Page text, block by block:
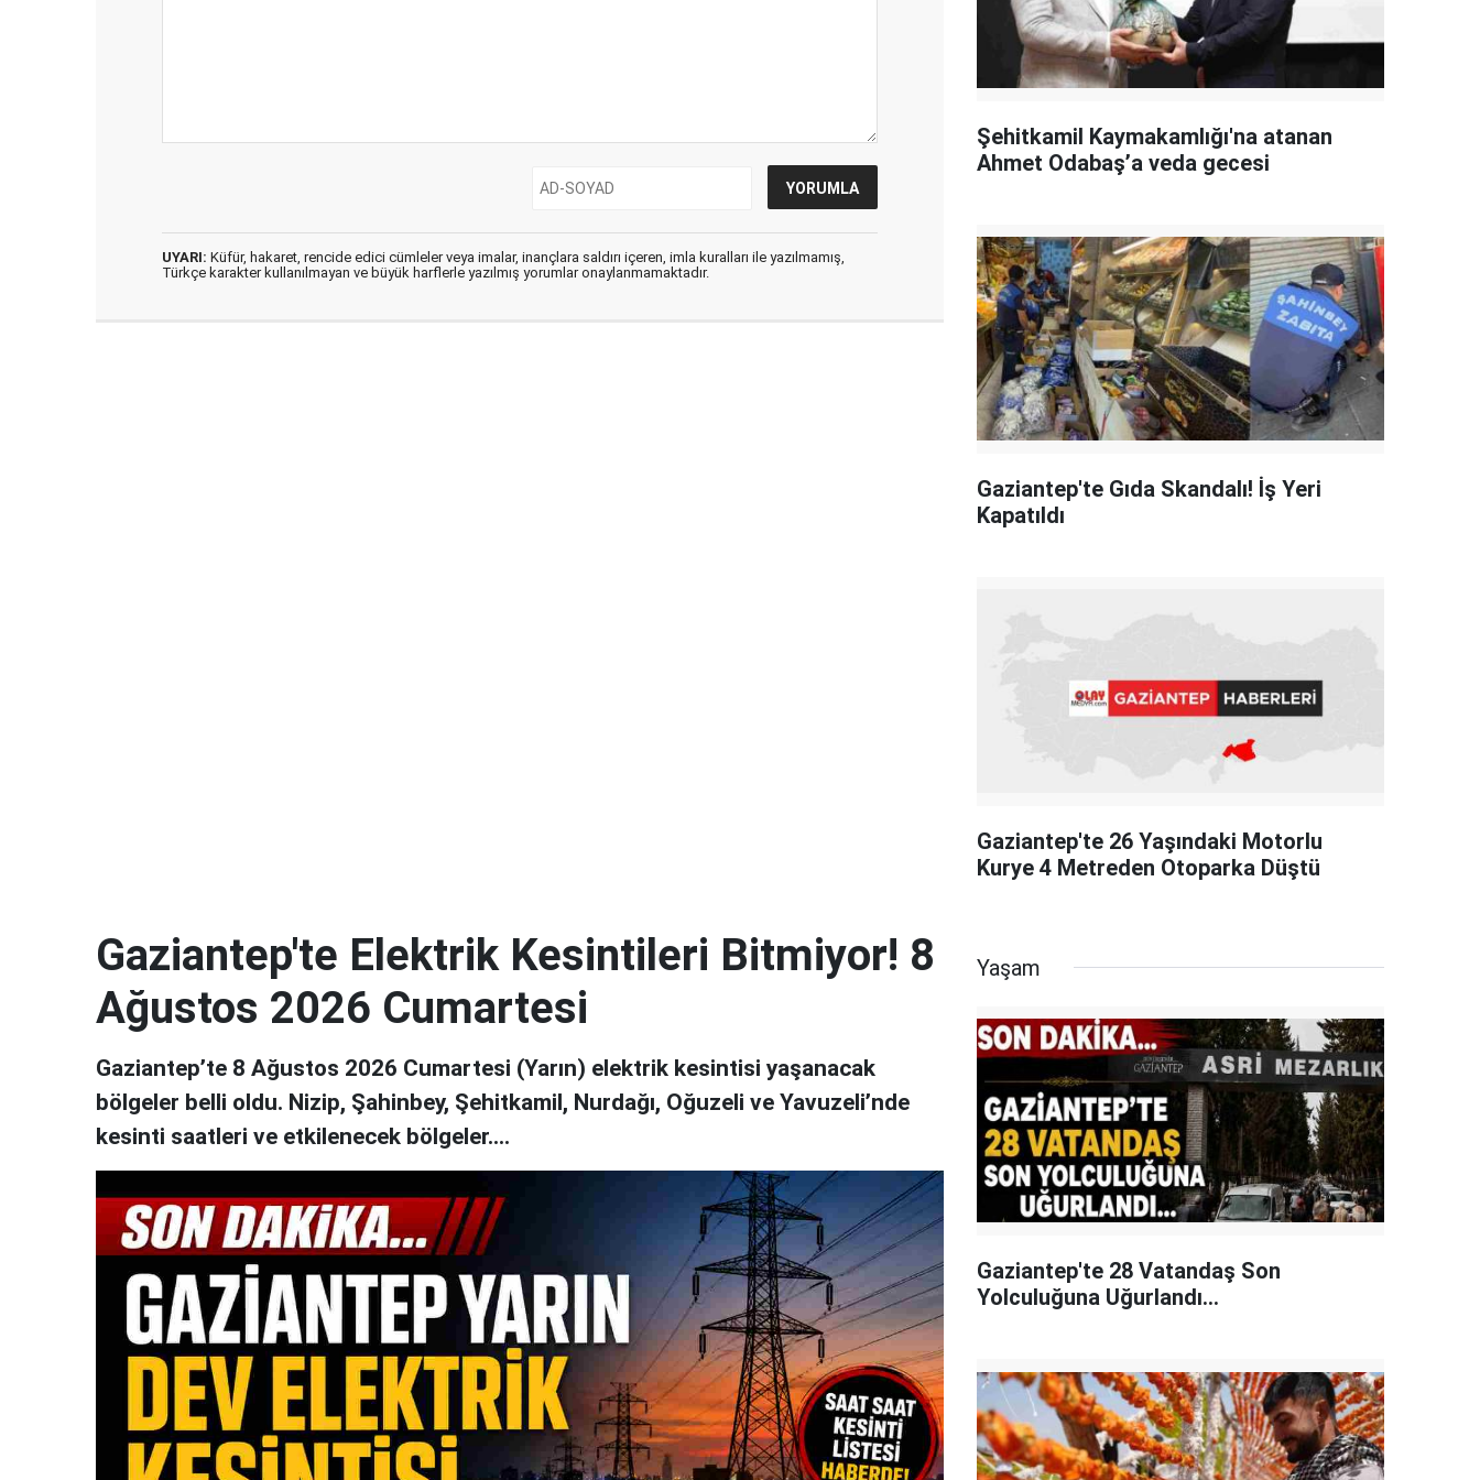
UYARI: Küfür, hakaret, rencide edici cümleler veya imalar, inançlara saldırı içeren, imla kuralları ile yazılmamış,
Türkçe karakter kullanılmayan ve büyük harflerle yazılmış yorumlar onaylanmamaktadır.
Şehitkamil Kaymakamlığı'na atanan
Ahmet Odabaş’a veda gecesi
Gaziantep'te Gıda Skandalı! İş Yeri
Kapatıldı
Gaziantep'te 26 Yaşındaki Motorlu
Kurye 4 Metreden Otoparka Düştü
Gaziantep'te Elektrik Kesintileri Bitmiyor! 8
Ağustos 2026 Cumartesi
Gaziantep’te 8 Ağustos 2026 Cumartesi (Yarın) elektrik kesintisi yaşanacak
bölgeler belli oldu. Nizip, Şahinbey, Şehitkamil, Nurdağı, Oğuzeli ve Yavuzeli’nde
kesinti saatleri ve etkilenecek bölgeler....
Yaşam
Gaziantep'te 28 Vatandaş Son
Yolculuğuna Uğurlandı...